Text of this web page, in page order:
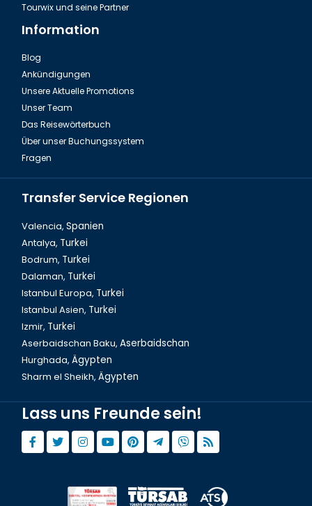
Tourwix und seine Partner
Information
Blog
Ankündigungen
Unsere Aktuelle Promotions
Unser Team
Das Reisewörterbuch
Über unser Buchungssystem
Fragen
Transfer Service Regionen
Valencia, Spanien
Antalya, Turkei
Bodrum, Turkei
Dalaman, Turkei
Istanbul Europa, Turkei
Istanbul Asien, Turkei
Izmir, Turkei
Aserbaidschan Baku, Aserbaidschan
Hurghada, Ägypten
Sharm el Sheikh, Ägypten
Lass uns Freunde sein!